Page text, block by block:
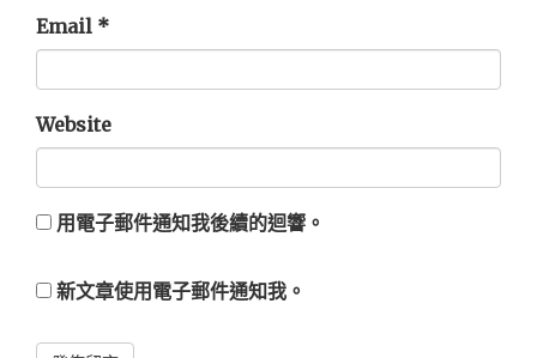
Email *
Website
用電子郵件通知我後續的迴響。
新文章使用電子郵件通知我。